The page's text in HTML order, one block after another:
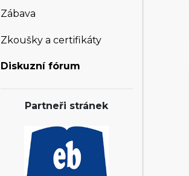
Zábava
Zkoušky a certifikáty
Diskuzní fórum
Partneři stránek